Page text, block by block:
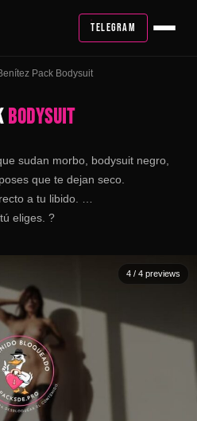
TELEGRAM
Pack Bodysuit
BODYSUIT
sudan morbo, bodysuit negro,
que te dejan seco.
a tu libido.
eliges. ?
4 / 4 previews